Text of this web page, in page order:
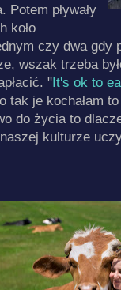
Potem pływały
koło
czy dwa
wszak trzeba
"It's ok to
tak je kochałam
do życia to
kulturze